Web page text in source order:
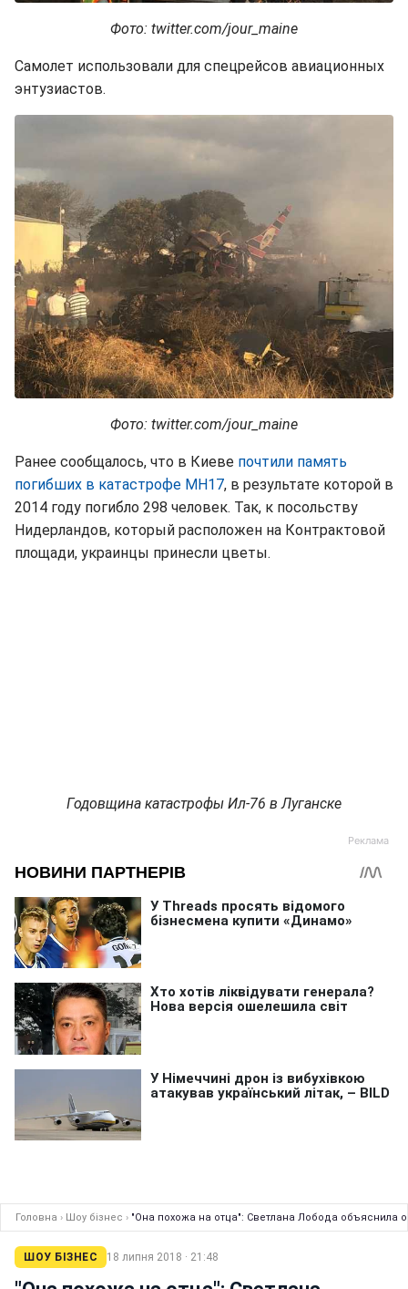
Фото: twitter.com/jour_maine
Самолет использовали для спецрейсов авиационных
энтузиастов.
Фото: twitter.com/jour_maine
Ранее сообщалось, что в Киеве почтили память
погибших в катастрофе МН17, в результате которой в
2014 году погибло 298 человек. Так, к посольству
Нидерландов, который расположен на Контрактовой
площади, украинцы принесли цветы.
Годовщина катастрофы Ил-76 в Луганске
Головна › Шоу бізнес › "Она похожа на отца": Светлана Лобода объяснила
ШОУ БІЗНЕС 18 липня 2018 · 21:48